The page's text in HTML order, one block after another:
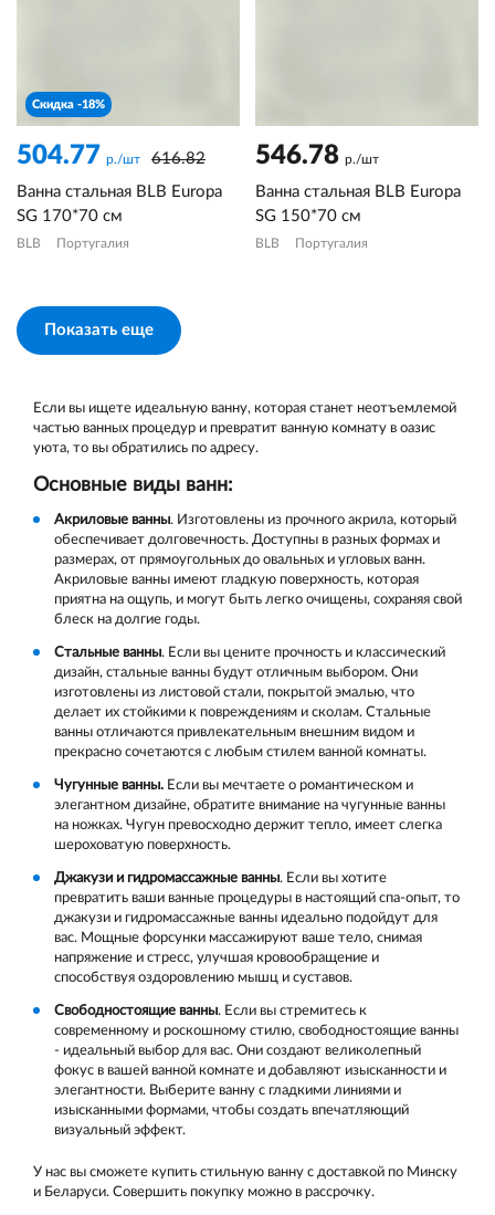
Скидка -18%
504.77 р./шт
616.82
Ванна стальная BLB Europa
SG 170*70 см
BLB Португалия
546.78 р./шт
Ванна стальная BLB Europa
SG 150*70 см
BLB Португалия
Показать еще
Если вы ищете идеальную ванну, которая станет неотъемлемой
частью ванных процедур и превратит ванную комнату в оазис
уюта, то вы обратились по адресу.
Основные виды ванн:
Акриловые ванны. Изготовлены из прочного акрила, который
обеспечивает долговечность. Доступны в разных формах и
размерах, от прямоугольных до овальных и угловых ванн.
Акриловые ванны имеют гладкую поверхность, которая
приятна на ощупь, и могут быть легко очищены, сохраняя свой
блеск на долгие годы.
Стальные ванны. Если вы цените прочность и классический
дизайн, стальные ванны будут отличным выбором. Они
изготовлены из листовой стали, покрытой эмалью, что
делает их стойкими к повреждениям и сколам. Стальные
ванны отличаются привлекательным внешним видом и
прекрасно сочетаются с любым стилем ванной комнаты.
Чугунные ванны. Если вы мечтаете о романтическом и
элегантном дизайне, обратите внимание на чугунные ванны
на ножках. Чугун превосходно держит тепло, имеет слегка
шероховатую поверхность.
Джакузи и гидромассажные ванны. Если вы хотите
превратить ваши ванные процедуры в настоящий спа-опыт, то
джакузи и гидромассажные ванны идеально подойдут для
вас. Мощные форсунки массажируют ваше тело, снимая
напряжение и стресс, улучшая кровообращение и
способствуя оздоровлению мышц и суставов.
Свободностоящие ванны. Если вы стремитесь к
современному и роскошному стилю, свободностоящие ванны
- идеальный выбор для вас. Они создают великолепный
фокус в вашей ванной комнате и добавляют изысканности и
элегантности. Выберите ванну с гладкими линиями и
изысканными формами, чтобы создать впечатляющий
визуальный эффект.
У нас вы сможете купить стильную ванну с доставкой по Минску
и Беларуси. Совершить покупку можно в рассрочку.